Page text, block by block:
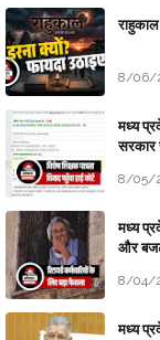
8/06/
मध्य
सरकार
8/05/
मध्य
और बजट
8/04/
मध्य